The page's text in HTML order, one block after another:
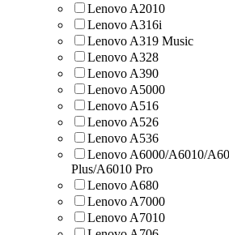
Lenovo A2010
Lenovo A316i
Lenovo A319 Music
Lenovo A328
Lenovo A390
Lenovo A5000
Lenovo A516
Lenovo A526
Lenovo A536
Lenovo A6000/A6010/
Plus/A6010 Pro
Lenovo A680
Lenovo A7000
Lenovo A7010